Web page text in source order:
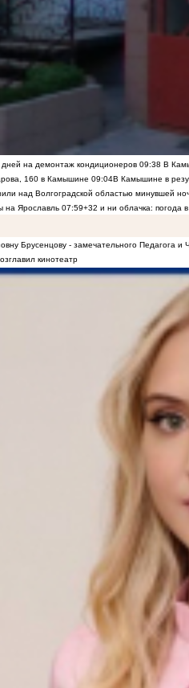
на демонтаж кондиционеров 09:38 В
160 в Камышине 09:04В Камышине в
над Волгоградской областью минувшей
на Ярославль 07:59+32 и ни облачка: погода
Брусенцову - замечательного Педагога и
кинотеатр